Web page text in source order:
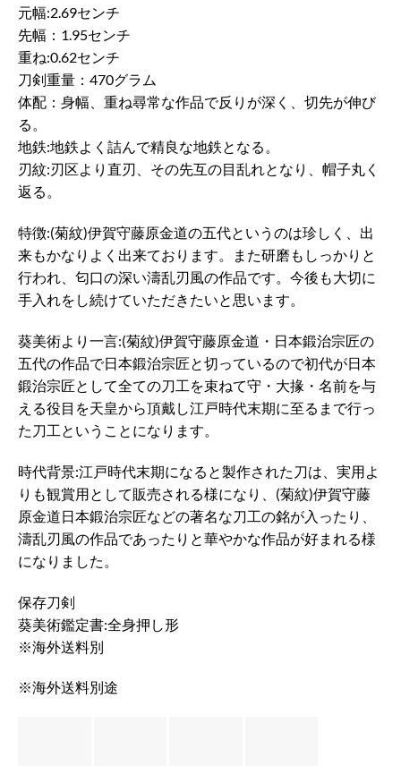
元幅:2.69センチ
先幅：1.95センチ
重ね:0.62センチ
刀剣重量：470グラム
体配：身幅、重ね尋常な作品で反りが深く、切先が伸び
る。
地鉄:地鉄よく詰んで精良な地鉄となる。
刃紋:刃区より直刃、その先互の目乱れとなり、帽子丸く
返る。
特徴:(菊紋)伊賀守藤原金道の五代というのは珍しく、出
来もかなりよく出来ております。また研磨もしっかりと
行われ、匂口の深い濤乱刃風の作品です。今後も大切に
手入れをし続けていただきたいと思います。
葵美術より一言:(菊紋)伊賀守藤原金道・日本鍛治宗匠の
五代の作品で日本鍛治宗匠と切っているので初代が日本
鍛治宗匠として全ての刀工を束ねて守・大掾・名前を与
える役目を天皇から頂戴し江戸時代末期に至るまで行っ
た刀工ということになります。
時代背景:江戸時代末期になると製作された刀は、実用よ
りも観賞用として販売される様になり、(菊紋)伊賀守藤
原金道日本鍛治宗匠などの著名な刀工の銘が入ったり、
濤乱刃風の作品であったりと華やかな作品が好まれる様
になりました。
保存刀剣
葵美術鑑定書:全身押し形
※海外送料別
※海外送料別途